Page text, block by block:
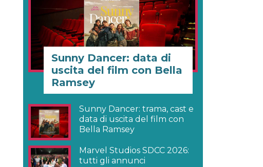
Sunny Dancer: data di
uscita del film con Bella
Ramsey
Sunny Dancer: trama, cast e
data di uscita del film con
Bella Ramsey
Marvel Studios SDCC 2026:
tutti gli annunci